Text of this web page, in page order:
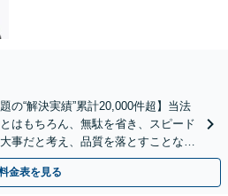
の“解決実績”累計20,000件超】当法
はもちろん、無駄を省き、スピード
事だと考え、品質を落とすことな
とにこだわります。
金表を見る